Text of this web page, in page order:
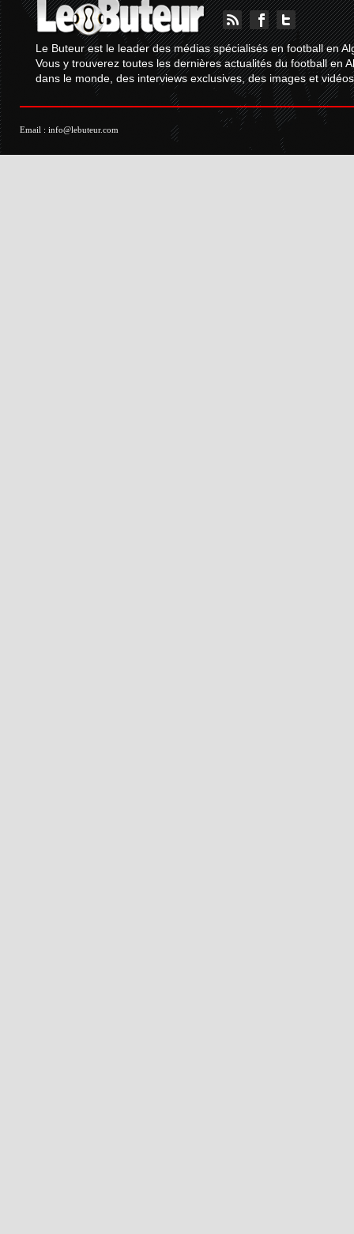
Le Buteur est le leader des médias spécialisés en football en
Vous y trouverez toutes les dernières actualités du football en
dans le monde, des interviews exclusives, des images et
Email : info@lebuteur.com